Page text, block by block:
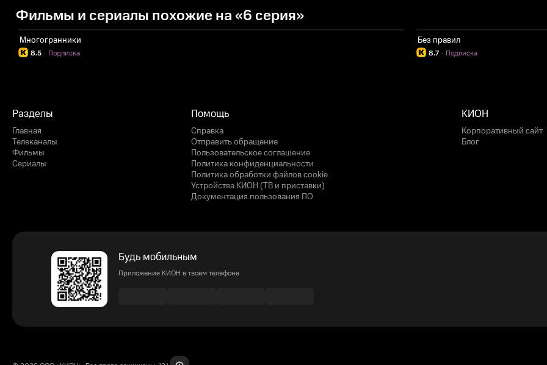
Фильмы и сериалы похожие на «6 серия»
Многогранники
8.5 Подписка
·
Без правил
8.7 Подписка
·
Разделы
Главная
Телеканалы
Фильмы
Сериалы
Помощь
Справка
Отправить обращение
Пользовательское соглашение
Политика конфиденциальности
Политика обработки файлов cookie
Устройства КИОН (ТВ и приставки)
Документация пользования ПО
КИОН
Корпоративный сайт
Блог
Будь мобильным
Приложение КИОН в твоем телефоне